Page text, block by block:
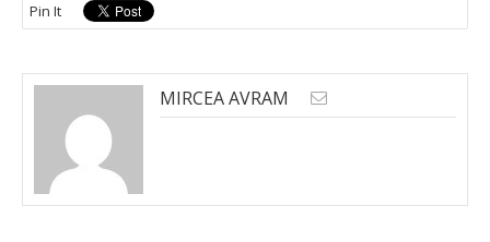
Pin It
MIRCEA AVRAM